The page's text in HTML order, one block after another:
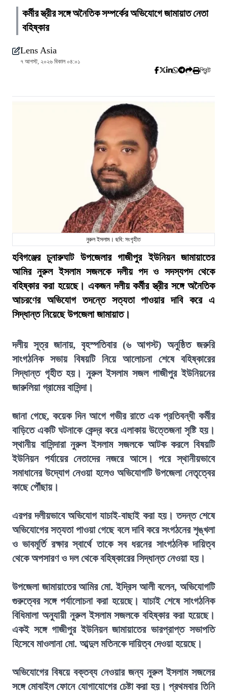
কর্মীর স্ত্রীর সঙ্গে অনৈতিক সম্পর্কের অভিযোগে জামায়াত নেতা
বহিষ্কার
Lens Asia
৭ আগস্ট, ২০২৬ বিকাল ০৪:০১
প্রিন্ট
নুরুল ইসলাম। ছবি: সংগৃহীত
হবিগঞ্জের চুনারুঘাট উপজেলার গাজীপুর ইউনিয়ন জামায়াতের
আমির নুরুল ইসলাম সজলকে দলীয় পদ ও সদস্যপদ থেকে
বহিষ্কার করা হয়েছে। একজন দলীয় কর্মীর স্ত্রীর সঙ্গে অনৈতিক
আচরণের অভিযোগ তদন্তে সত্যতা পাওয়ার দাবি করে এ
সিদ্ধান্ত নিয়েছে উপজেলা জামায়াত।
দলীয় সূত্র জানায়, বৃহস্পতিবার (৬ আগস্ট) অনুষ্ঠিত জরুরি
সাংগঠনিক সভায় বিষয়টি নিয়ে আলোচনা শেষে বহিষ্কারের
সিদ্ধান্ত গৃহীত হয়। নুরুল ইসলাম সজল গাজীপুর ইউনিয়নের
জারুলিয়া গ্রামের বাসিন্দা।
জানা গেছে, কয়েক দিন আগে গভীর রাতে এক প্রতিবন্ধী কর্মীর
বাড়িতে একটি ঘটনাকে কেন্দ্র করে এলাকায় উত্তেজনা সৃষ্টি হয়।
স্থানীয় বাসিন্দারা নুরুল ইসলাম সজলকে আটক করলে বিষয়টি
ইউনিয়ন পর্যায়ের নেতাদের নজরে আসে। পরে স্থানীয়ভাবে
সমাধানের উদ্যোগ নেওয়া হলেও অভিযোগটি উপজেলা নেতৃত্বের
কাছে পৌঁছায়।
এরপর দলীয়ভাবে অভিযোগ যাচাই-বাছাই করা হয়। তদন্ত শেষে
অভিযোগের সত্যতা পাওয়া গেছে বলে দাবি করে সংগঠনের শৃঙ্খলা
ও ভাবমূর্তি রক্ষার স্বার্থে তাকে সব ধরনের সাংগঠনিক দায়িত্ব
থেকে অপসারণ ও দল থেকে বহিষ্কারের সিদ্ধান্ত নেওয়া হয়।
উপজেলা জামায়াতের আমির মো. ইদ্রিস আলী বলেন, অভিযোগটি
গুরুত্বের সঙ্গে পর্যালোচনা করা হয়েছে। যাচাই শেষে সাংগঠনিক
বিধিমালা অনুযায়ী নুরুল ইসলাম সজলকে বহিষ্কার করা হয়েছে।
একই সঙ্গে গাজীপুর ইউনিয়ন জামায়াতের ভারপ্রাপ্ত সভাপতি
হিসেবে মাওলানা মো. আব্দুল মতিনকে দায়িত্ব দেওয়া হয়েছে।
অভিযোগের বিষয়ে বক্তব্য নেওয়ার জন্য নুরুল ইসলাম সজলের
সঙ্গে মোবাইল ফোনে যোগাযোগের চেষ্টা করা হয়। প্রথমবার তিনি